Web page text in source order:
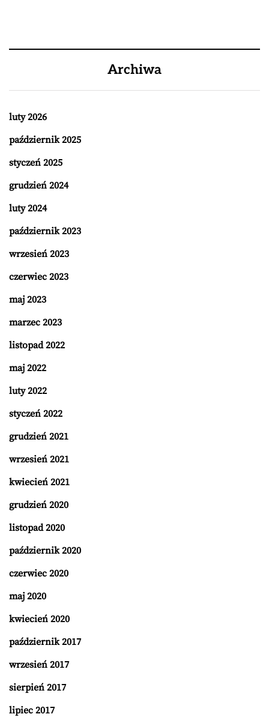
Archiwa
luty 2026
październik 2025
styczeń 2025
grudzień 2024
luty 2024
październik 2023
wrzesień 2023
czerwiec 2023
maj 2023
marzec 2023
listopad 2022
maj 2022
luty 2022
styczeń 2022
grudzień 2021
wrzesień 2021
kwiecień 2021
grudzień 2020
listopad 2020
październik 2020
czerwiec 2020
maj 2020
kwiecień 2020
październik 2017
wrzesień 2017
sierpień 2017
lipiec 2017